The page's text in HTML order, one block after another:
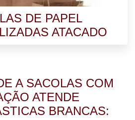
DE PAPEL
ATACADO
A SACOLAS COM
ATENDE
BRANCAS: